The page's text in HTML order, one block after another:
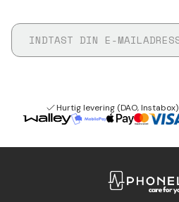
Hurtig levering (DAO, Instabox)